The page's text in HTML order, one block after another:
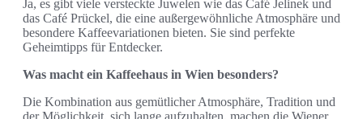
Ja, es gibt viele versteckte Juwelen wie das Café Jelinek und
das Café Prückel, die eine außergewöhnliche Atmosphäre und
besondere Kaffeevariationen bieten. Sie sind perfekte
Geheimtipps für Entdecker.
Was macht ein Kaffeehaus in Wien besonders?
Die Kombination aus gemütlicher Atmosphäre, Tradition und
der Möglichkeit, sich lange aufzuhalten, machen die Wiener